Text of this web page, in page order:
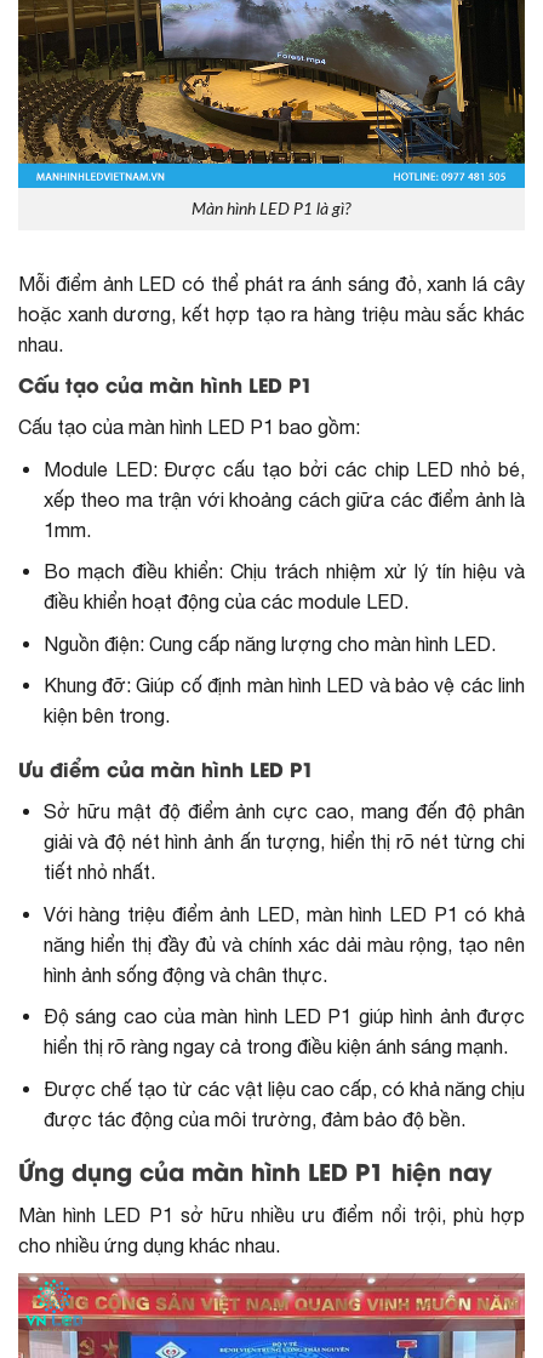
Màn hình LED P1 là gì?
Mỗi điểm ảnh LED có thể phát ra ánh sáng đỏ, xanh lá cây
hoặc xanh dương, kết hợp tạo ra hàng triệu màu sắc khác
nhau.
Cấu tạo của màn hình LED P1
Cấu tạo của màn hình LED P1 bao gồm:
Module LED: Được cấu tạo bởi các chip LED nhỏ bé,
xếp theo ma trận với khoảng cách giữa các điểm ảnh là
1mm.
Bo mạch điều khiển: Chịu trách nhiệm xử lý tín hiệu và
điều khiển hoạt động của các module LED.
Nguồn điện: Cung cấp năng lượng cho màn hình LED.
Khung đỡ: Giúp cố định màn hình LED và bảo vệ các linh
kiện bên trong.
Ưu điểm của màn hình LED P1
Sở hữu mật độ điểm ảnh cực cao, mang đến độ phân
giải và độ nét hình ảnh ấn tượng, hiển thị rõ nét từng chi
tiết nhỏ nhất.
Với hàng triệu điểm ảnh LED, màn hình LED P1 có khả
năng hiển thị đầy đủ và chính xác dải màu rộng, tạo nên
hình ảnh sống động và chân thực.
Độ sáng cao của màn hình LED P1 giúp hình ảnh được
hiển thị rõ ràng ngay cả trong điều kiện ánh sáng mạnh.
Được chế tạo từ các vật liệu cao cấp, có khả năng chịu
được tác động của môi trường, đảm bảo độ bền.
Ứng dụng của màn hình LED P1 hiện nay
Màn hình LED P1 sở hữu nhiều ưu điểm nổi trội, phù hợp
cho nhiều ứng dụng khác nhau.